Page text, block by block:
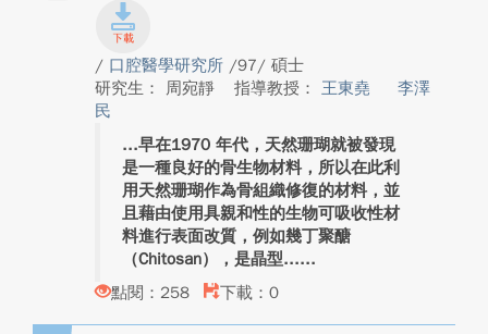
/ 口腔醫學研究所 /97/ 碩士
研究生： 周宛靜
指導教授： 王東堯
李澤
民
早在1970 年代，天然珊瑚就被發現
是一種良好的骨生物材料，所以在此利
用天然珊瑚作為骨組織修復的材料，並
且藉由使用具親和性的生物可吸收性材
料進行表面改質，例如幾丁聚醣
（Chitosan），是晶型...
點閱：258
下載：0